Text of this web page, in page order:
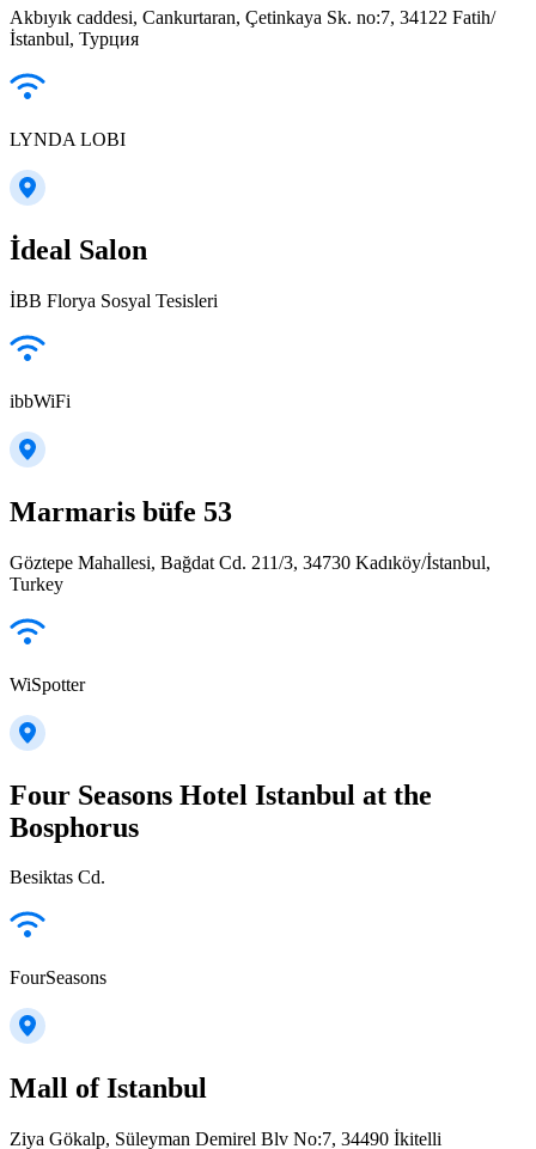
Akbıyık caddesi, Cankurtaran, Çetinkaya Sk. no:7, 34122 Fatih/
İstanbul, Турция
LYNDA LOBI
İdeal Salon
İBB Florya Sosyal Tesisleri
ibbWiFi
Marmaris büfe 53
Göztepe Mahallesi, Bağdat Cd. 211/3, 34730 Kadıköy/İstanbul,
Turkey
WiSpotter
Four Seasons Hotel Istanbul at the
Bosphorus
Besiktas Cd.
FourSeasons
Mall of Istanbul
Ziya Gökalp, Süleyman Demirel Blv No:7, 34490 İkitelli